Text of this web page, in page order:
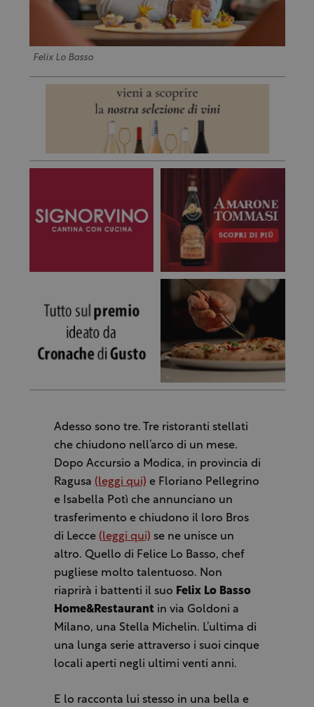
Felix Lo Basso
Adesso sono tre. Tre ristoranti stellati
che chiudono nell’arco di un mese.
Dopo Accursio a Modica, in provincia di
Ragusa (leggi qui) e Floriano Pellegrino
e Isabella Potì che annunciano un
trasferimento e chiudono il loro Bros
di Lecce (leggi qui) se ne unisce un
altro. Quello di Felice Lo Basso, chef
pugliese molto talentuoso. Non
riaprirà i battenti il suo Felix Lo Basso
Home&Restaurantin via Goldoni a
Milano, una Stella Michelin. L’ultima di
una lunga serie attraverso i suoi cinque
locali aperti negli ultimi venti anni.
E lo racconta lui stesso in una bella e